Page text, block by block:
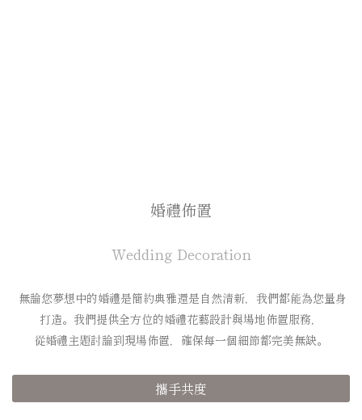
婚禮佈置
Wedding Decoration
無論您夢想中的婚禮是簡約典雅還是自然清新，我們都能為您量身
打造。 我們提供全方位的婚禮花藝設計與場地佈置服務，
從婚禮主題討論到現場佈置，確保每一個細節都完美無缺。
攜手共度